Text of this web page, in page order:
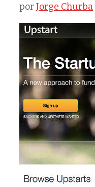
porJorge Churba